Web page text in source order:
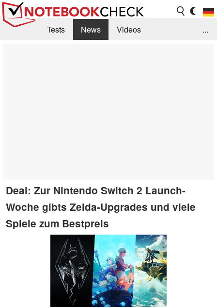
Tests News
Videos
...
Deal: Zur Nintendo Switch 2 Launch-
Woche gibts Zelda-Upgrades und viele
Spiele zum Bestpreis